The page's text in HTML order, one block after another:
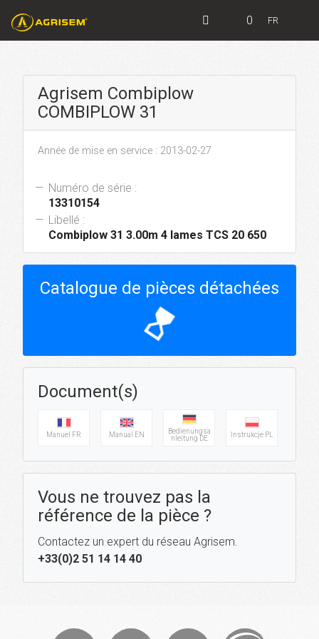
0 FR
Agrisem Combiplow
COMBIPLOW 31
Année de mise en service : 2013-02-27
Numéro de série :
13310154
Libellé :
Combiplow 31 3.00m 4 lames TCS 20 650
Catalogue de pièces détachées
hourglass_top
Document(s)
Manuel FR Manual EN
Bedienungsa
nleitung DE
Instrukcje PL
Vous ne trouvez pas la
référence de la pièce ?
Contactez un expert du réseau Agrisem.
+33(0)2 51 14 14 40